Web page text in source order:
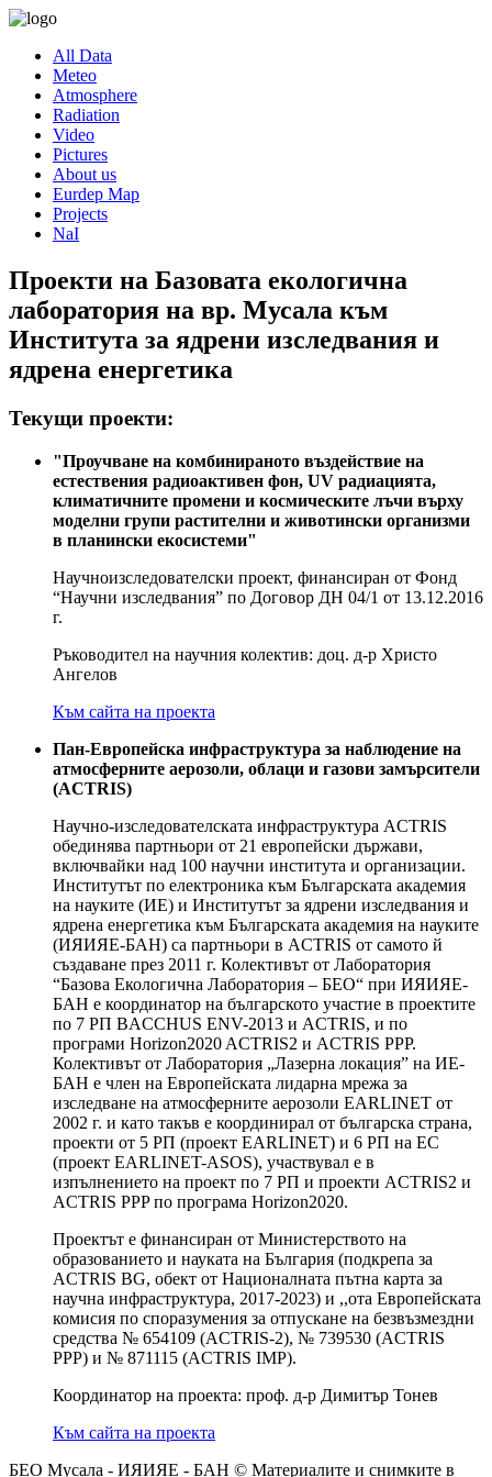
All Data
Meteo
Atmosphere
Radiation
Video
Pictures
About us
Eurdep Map
Projects
NaI
Проекти на Базовата екологична
лаборатория на вр. Мусала към
Института за ядрени изследвания и
ядрена енергетика
Текущи проекти:
"Проучване на комбинираното въздействие на
естествения радиоактивен фон, UV радиацията,
климатичните промени и космическите лъчи върху
моделни групи растителни и животински организми
в планински екосистеми"
Научноизследователски проект, финансиран от Фонд
“Научни изследвания” по Договор ДН 04/1 от 13.12.2016
г.
Ръководител на научния колектив: доц. д-р Христо
Ангелов
Към сайта на проекта
Пан-Европейска инфраструктура за наблюдение на
атмосферните аерозоли, облаци и газови замърсители
(ACTRIS)
Научно-изследователската инфраструктура ACTRIS
обединява партньори от 21 европейски държави,
включвайки над 100 научни института и организации.
Институтът по електроника към Българската академия
на науките (ИЕ) и Институтът за ядрени изследвания и
ядрена енергетика към Българската академия на науките
(ИЯИЯЕ-БАН) са партньори в ACTRIS от самото й
създаване през 2011 г. Колективът от Лаборатория
“Базова Екологична Лаборатория – БЕО“ при ИЯИЯЕ-
БАН е координатор на българското участие в проектите
по 7 РП BACCHUS ENV-2013 и ACTRIS, и по
програми Horizon2020 ACTRIS2 и ACTRIS PPP.
Колективът от Лаборатория „Лазерна локация” на ИЕ-
БАН е член на Европейската лидарна мрежа за
изследване на атмосферните аерозоли EARLINET от
2002 г. и като такъв е координирал от българска страна,
проекти от 5 РП (проект EARLINET) и 6 РП на ЕС
(проект EARLINET-ASOS), участвувал е в
изпълнението на проект по 7 РП и проекти ACTRIS2 и
ACTRIS PPP по програма Horizon2020.
Проектът е финансиран от Министерството на
образованието и науката на България (подкрепа за
ACTRIS BG, обект от Националната пътна карта за
научна инфраструктура, 2017-2023) и ,,ота Европейската
комисия по споразумения за отпускане на безвъзмездни
средства № 654109 (ACTRIS-2), № 739530 (ACTRIS
PPP) и № 871115 (ACTRIS IMP).
Координатор на проекта: проф. д-р Димитър Тонев
Към сайта на проекта
БЕО Мусала - ИЯИЯЕ - БАН © Материалите и снимките в